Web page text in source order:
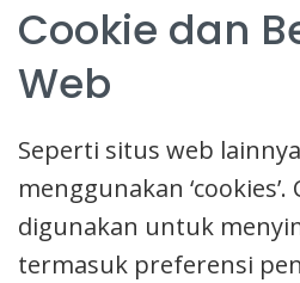
Cookie dan
Web
Seperti situs web
menggunakan ‘cookies’.
digunakan untuk
termasuk preferensi